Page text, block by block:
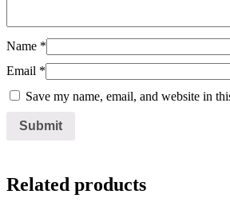
Name *
Email *
Save my name, email, and website in
Related products